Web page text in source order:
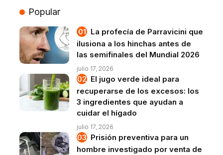
Popular
La profecía de Parravicini que
ilusiona a los hinchas antes de
las semifinales del Mundial 2026
julio 17, 2026
El jugo verde ideal para
recuperarse de los excesos: los
3 ingredientes que ayudan a
cuidar el hígado
julio 17, 2026
Prisión preventiva para un
hombre investigado por venta de